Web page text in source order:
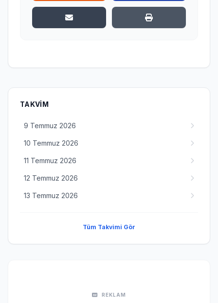
TAKVIM
9 Temmuz 2026
10 Temmuz 2026
11 Temmuz 2026
12 Temmuz 2026
13 Temmuz 2026
Tüm Takvimi Gör
REKLAM